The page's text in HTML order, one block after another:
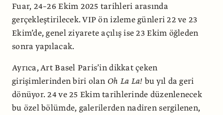
Fuar, 24–26 Ekim 2025 tarihleri arasında
gerçekleştirilecek. VIP ön izleme günleri 22 ve 23
Ekim’de, genel ziyarete açılış ise 23 Ekim öğleden
sonra yapılacak.
Ayrıca, Art Basel Paris’in dikkat çeken
girişimlerinden biri olan Oh La La! bu yıl da geri
dönüyor. 24 ve 25 Ekim tarihlerinde düzenlenecek
bu özel bölümde, galerilerden nadiren sergilenen,